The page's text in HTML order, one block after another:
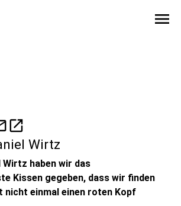
menu
open_in_new
Wirtz
Wirtz haben wir das
Kissen gegeben, dass wir finden
nicht einmal einen roten Kopf